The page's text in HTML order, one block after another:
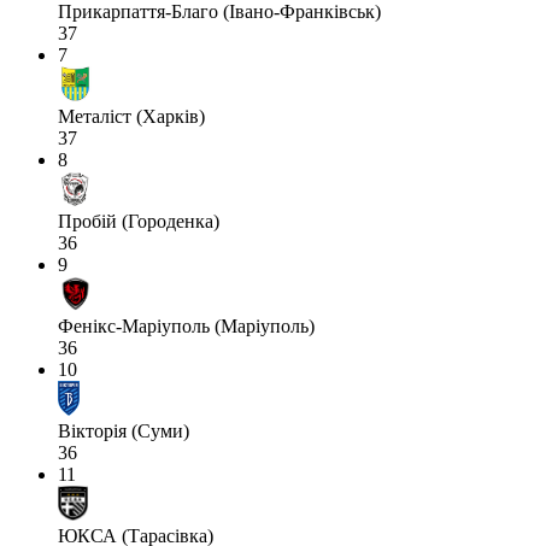
Прикарпаття-Благо (Івано-Франківськ)
37
7
Металіст (Харків)
37
8
Пробій (Городенка)
36
9
Фенікс-Маріуполь (Маріуполь)
36
10
Вікторія (Суми)
36
11
ЮКСА (Тарасівка)